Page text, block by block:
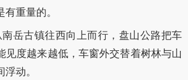
重量的。
岳古镇往西向上而行，盘山公路把车
见度越来越低，车窗外交替着树林与山
动。